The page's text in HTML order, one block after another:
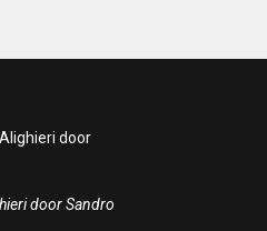
door Sandro